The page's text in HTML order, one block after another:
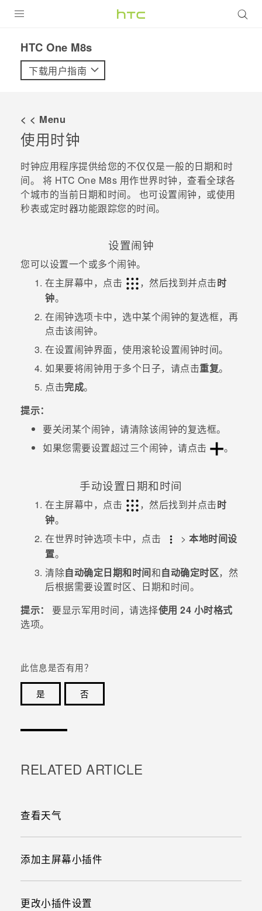
VIVE
支持帮助
在线客服
HTC One M8s‎
下载用户指南
< < Menu
使用时钟
时钟应用程序提供给您的不仅仅是一般的日期和时
间。 将 HTC One M8s 用作世界时钟，查看全球各
个城市的当前日期和时间。 也可设置闹钟，或使用
秒表或定时器功能跟踪您的时间。
设置闹钟
您可以设置一个或多个闹钟。
在主屏幕中，点击 ，然后找到并点击时
钟。
在闹钟选项卡中，选中某个闹钟的复选框，再
点击该闹钟。
在设置闹钟界面，使用滚轮设置闹钟时间。
如果要将闹钟用于多个日子，请点击重复。
点击完成。
提示：
要关闭某个闹钟，请清除该闹钟的复选框。
如果您需要设置超过三个闹钟，请点击
。
手动设置日期和时间
在主屏幕中，点击 ，然后找到并点击时
钟。
在世界时钟选项卡中，点击 > 本地时间设
置。
清除自动确定日期和时间和自动确定时区，然
后根据需要设置时区、日期和时间。
提示：
要显示军用时间，请选择使用 24 小时格式
选项。
此信息是否有用？
是
否
RELATED ARTICLE
查看天气
添加主屏幕小插件
更改小插件设置